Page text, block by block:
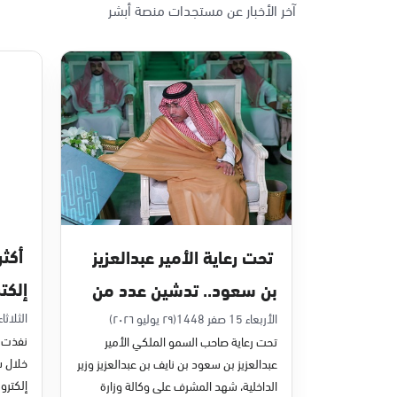
الأحد - الخميس (08:00-14:30)
الدمام, الدمام - بنده حي أحد
الأحد - الخميس (08:00-14:30)
التوجه للموقع
الدمام, الدمام - الغرفة التجارية
التوجه للموقع
الدمام, الدمام - بنده - حي الشاطئ
الأحد - الخميس (08:00-14:30)
التوجه للموقع
آخر الأخبار عن مستجدات منصة أبشر
تحت رعاية الأمير عبدالعزيز
بن سعود.. تدشين عدد من
مشاريع التحول الرقمي
والخدمات الإلكترونية
للأحوال المدنية
الأربعاء 15 صفر 1448
(٢٩ يوليو ٢٠٢٦)
تحت رعاية صاحب السمو الملكي الأمير
عبدالعزيز بن سعود بن نايف بن عبدالعزيز وزير
الداخلية، شهد المشرف على وكالة وزارة
في
الثلاثاء 7 صفر
نفذت